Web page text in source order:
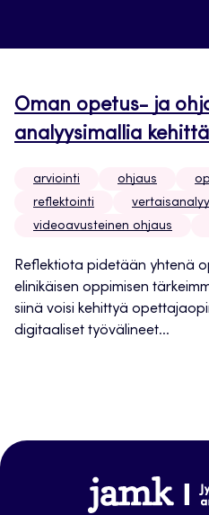
Oman opetus- ja
analyysimallia
arviointi ohjaus
reflektointi
videoavusteinen ohjaus
Reflektiota pidetään yhtenä
elinikäisen oppimisen
siinä voisi kehittyä
digitaaliset työvälineet...
www.jamk.fi